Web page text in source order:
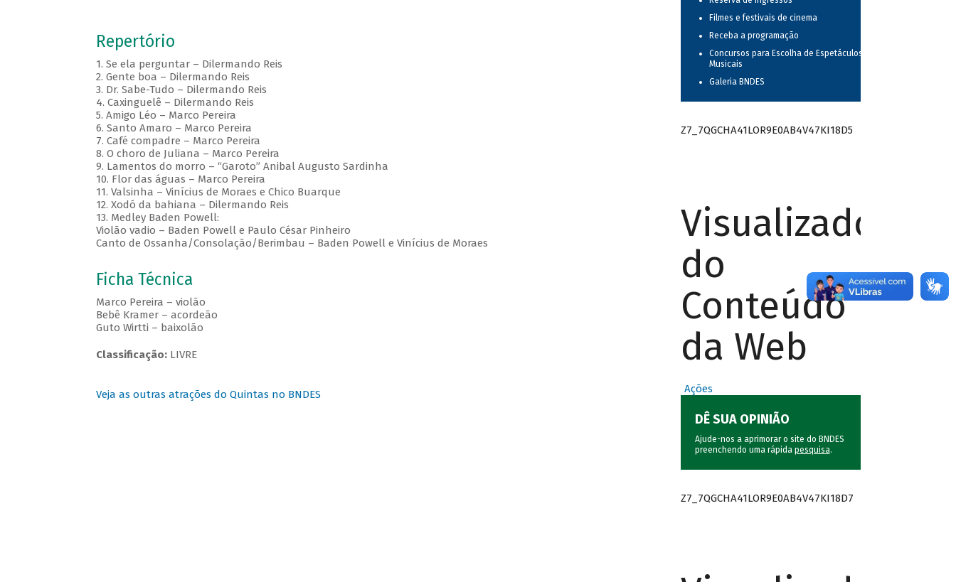
Repertório
1. Se ela perguntar – Dilermando Reis
2. Gente boa – Dilermando Reis
3. Dr. Sabe-Tudo – Dilermando Reis
4. Caxinguelê – Dilermando Reis
5. Amigo Léo – Marco Pereira
6. Santo Amaro – Marco Pereira
7. Café compadre – Marco Pereira
8. O choro de Juliana – Marco Pereira
9. Lamentos do morro – “Garoto” Anibal Augusto Sardinha
10. Flor das águas – Marco Pereira
11. Valsinha – Vinícius de Moraes e Chico Buarque
12. Xodó da bahiana – Dilermando Reis
13. Medley Baden Powell:
Violão vadio – Baden Powell e Paulo César Pinheiro
Canto de Ossanha/Consolação/Berimbau – Baden Powell e Vinícius de Moraes
Ficha Técnica
Marco Pereira – violão
Bebê Kramer – acordeão
Guto Wirtti – baixolão
Classificação: LIVRE
Veja as outras atrações do Quintas no BNDES
Filmes e festivais de cinema
Receba a programação
Concursos para Escolha de Espetáculos
Musicais
Galeria BNDES
Z7_7QGCHA41LOR9E0AB4V47KI18D5
Visualizador
do
Conteúdo
da Web
Ações
DÊ SUA OPINIÃO
Ajude-nos a aprimorar o site do BNDES
preenchendo uma rápida pesquisa.
Z7_7QGCHA41LOR9E0AB4V47KI18D7